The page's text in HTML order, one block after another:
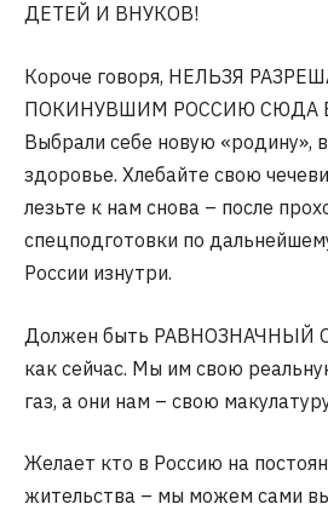
ДЕТЕЙ И ВНУКОВ!
Короче говоря, НЕЛЬЗЯ
ПОКИНУВШИМ РОССИЮ СЮДА
Выбрали себе новую «родину»,
здоровье. Хлебайте свою
лезьте к нам снова – после
спецподготовки по
России изнутри.
Должен быть РАВНОЗНАЧНЫЙ
как сейчас. Мы им свою
газ, а они нам – свою
Желает кто в Россию на
жительства – мы можем сами